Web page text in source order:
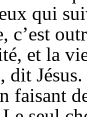
qui
c’est
et la
Jésus.
faisant